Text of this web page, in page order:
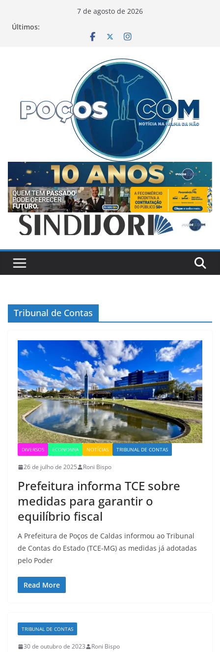
7 de agosto de 2026
Últimos:
Tribunal de Contas
DIVERSOS ECONOMIA NOTÍCIAS TRIBUNAL DE CONTAS
26 de julho de 2025 Roni Bispo
Prefeitura informa TCE sobre
medidas para garantir o
equilíbrio fiscal
A Prefeitura de Poços de Caldas informou ao Tribunal
de Contas do Estado (TCE-MG) as medidas já adotadas
pelo Poder
Read More
TRIBUNAL DE CONTAS
30 de outubro de 2023 Roni Bispo